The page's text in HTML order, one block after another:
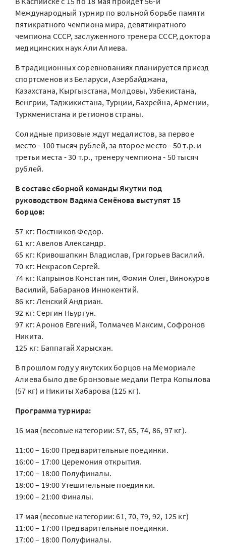
Международный турнир по вольной борьбе памяти
пятикратного чемпиона мира, девятикратного
чемпиона СССР, заслуженного тренера СССР, доктора
медицинских наук Али Алиева.
В традиционных соревнованиях планируется приезд
спортсменов из Беларуси, Азербайджана,
Казахстана, Кыргызстана, Молдовы, Узбекистана,
Венгрии, Таджикистана, Турции, Бахрейна, Армении,
Туркменистана и регионов страны.
Солидные призовые ждут медалистов, за первое
место - 100 тысяч рублей, за второе место - 50 т.р. и
третьи места - 30 т.р., тренеру чемпиона - 50 тысяч
рублей.
В составе сборной команды Якутии под
руководством Вадима Семёнова выступят 15
борцов:
57 кг: Постников Федор.
61 кг: Авелов Александр.
65 кг: Кривошапкин Владислав, Григорьев Василий.
70 кг: Некрасов Сергей.
74 кг: Капрынов Константин, Фомин Олег, Винокуров
Василий, Бабаранов Иннокентий.
86 кг: Ленский Андриан.
92 кг: Сергин Ньургун.
97 кг: Аронов Евгений, Толмачев Максим, Софронов
Никита.
125 кг: Баппагай Харысхан.
В прошлом году у якутских борцов на Мемориале
Алиева было две бронзовые медали Петра Копылова
(57 кг) и Никиты Хабарова (125 кг).
Программа турнира:
16 мая (весовые категории: 57, 65, 74, 86, 97 кг).
11:00 – 16:00 Предварительные поединки.
16:00 – 17:00 Церемония открытия.
17:00 – 18:00 Полуфиналы.
18:00 – 19:00 Утешительные поединки.
19:00 – 21:00 Финалы.
17 мая (весовые категории: 61, 70, 79, 92, 125 кг)
11:00 – 17:00 Предварительные поединки.
17:00 – 18:00 Полуфиналы.